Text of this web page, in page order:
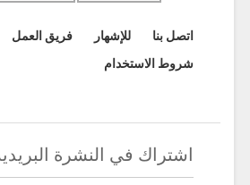
اتصل بنا للإشهار
فريق العمل
شروط الاستخدام
اشتراك في النشرة